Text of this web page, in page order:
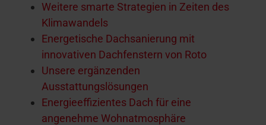
Weitere smarte Strategien in Zeiten des
Klimawandels
Energetische Dachsanierung mit
innovativen Dachfenstern von Roto
Unsere ergänzenden
Ausstattungslösungen
Energieeffizientes Dach für eine
angenehme Wohnatmosphäre